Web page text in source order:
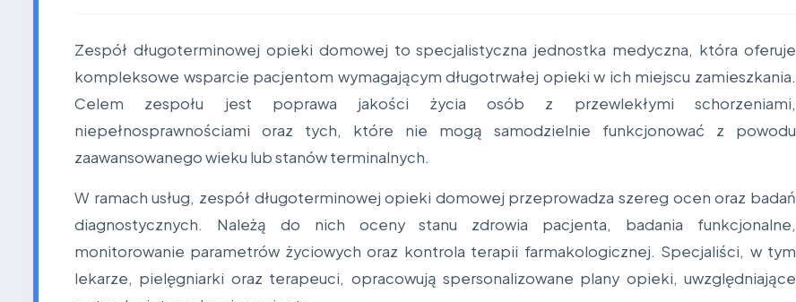
Zespół długoterminowej opieki domowej to specjalistyczna jednostka medyczna, która oferuje
kompleksowe wsparcie pacjentom wymagającym długotrwałej opieki w ich miejscu zamieszkania.
Celem zespołu jest poprawa jakości życia osób z przewlekłymi schorzeniami,
niepełnosprawnościami oraz tych, które nie mogą samodzielnie funkcjonować z powodu
zaawansowanego wieku lub stanów terminalnych.
W ramach usług, zespół długoterminowej opieki domowej przeprowadza szereg ocen oraz badań
diagnostycznych. Należą do nich oceny stanu zdrowia pacjenta, badania funkcjonalne,
monitorowanie parametrów życiowych oraz kontrola terapii farmakologicznej. Specjaliści, w tym
lekarze, pielęgniarki oraz terapeuci, opracowują spersonalizowane plany opieki, uwzględniające